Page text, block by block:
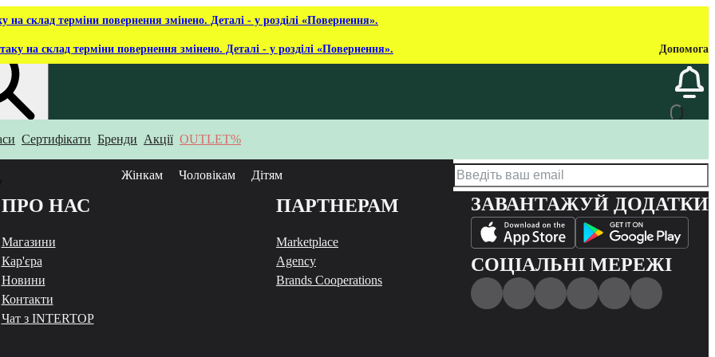
на склад терміни повернення змінено. Деталі - у розділі «Повернення».
на склад терміни повернення змінено. Деталі - у розділі «Повернення». Допомога
Сертифікати Бренди Акції OUTLET%
Жінкам Чоловікам Дітям
ПРО НАС
Магазини
Кар'єра
Новини
Контакти
Чат з INTERTOP
ПАРТНЕРАМ
Marketplace
Agency
Brands Cooperations
ЗАВАНТАЖУЙ ДОДАТКИ
СОЦІАЛЬНІ МЕРЕЖІ